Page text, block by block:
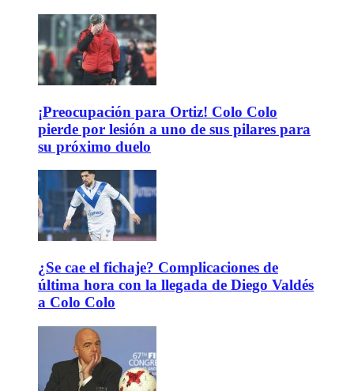
¡Preocupación para Ortiz! Colo Colo
pierde por lesión a uno de sus pilares para
su próximo duelo
¿Se cae el fichaje? Complicaciones de
última hora con la llegada de Diego Valdés
a Colo Colo